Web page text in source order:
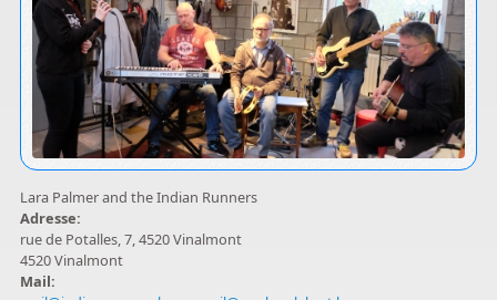
Lara Palmer and the Indian Runners
Adresse:
rue de Potalles, 7, 4520 Vinalmont
4520 Vinalmont
Mail: